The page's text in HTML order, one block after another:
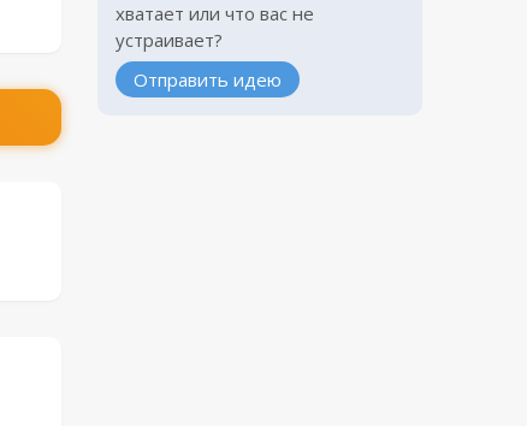
хватает или что вас не
устраивает?
Отправить идею